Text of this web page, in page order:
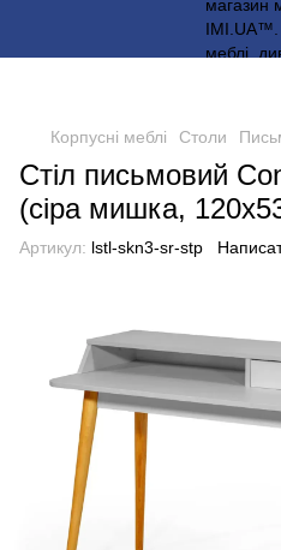
Корпусні меблі Столи
Стіл письмовий
(сіра мишка,
Артикул: lstl-skn3-sr-stp